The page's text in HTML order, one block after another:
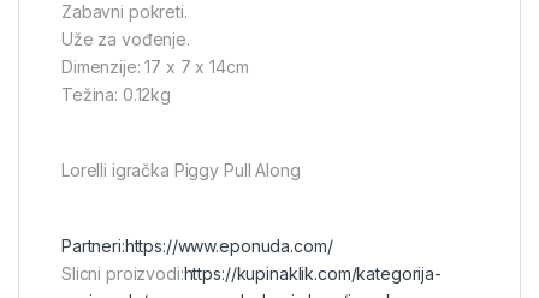
Zabavni pokreti.
Uže za vođenje.
Dimenzije: 17 x 7 x 14cm
Težina: 0.12kg
Lorelli igračka Piggy Pull Along
Partneri:https://www.eponuda.com/
Slicni proizvodi:https://kupinaklik.com/kategorija-